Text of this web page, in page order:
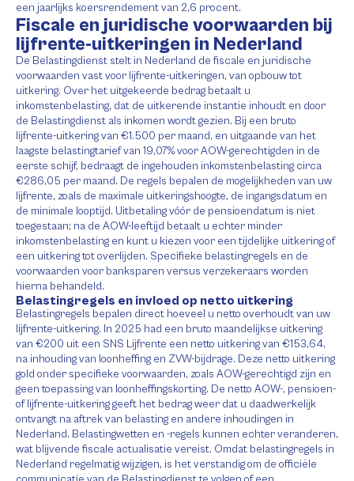
een jaarlijks koersrendement van 2,6 procent.
Fiscale en juridische voorwaarden bij
lijfrente-uitkeringen in Nederland
De Belastingdienst stelt in Nederland de fiscale en juridische
voorwaarden vast voor lijfrente-uitkeringen, van opbouw tot
uitkering. Over het uitgekeerde bedrag betaalt u
inkomstenbelasting, dat de uitkerende instantie inhoudt en door
de Belastingdienst als inkomen wordt gezien. Bij een bruto
lijfrente-uitkering van €1.500 per maand, en uitgaande van het
laagste belastingtarief van 19,07% voor AOW-gerechtigden in de
eerste schijf, bedraagt de ingehouden inkomstenbelasting circa
€286,05 per maand. De regels bepalen de mogelijkheden van uw
lijfrente, zoals de maximale uitkeringshoogte, de ingangsdatum en
de minimale looptijd. Uitbetaling vóór de pensioendatum is niet
toegestaan; na de AOW-leeftijd betaalt u echter minder
inkomstenbelasting en kunt u kiezen voor een tijdelijke uitkering of
een uitkering tot overlijden. Specifieke belastingregels en de
voorwaarden voor banksparen versus verzekeraars worden
hierna behandeld.
Belastingregels en invloed op netto uitkering
Belastingregels bepalen direct hoeveel u netto overhoudt van uw
lijfrente-uitkering. In 2025 had een bruto maandelijkse uitkering
van €200 uit een SNS Lijfrente een netto uitkering van €153,64,
na inhouding van loonheffing en ZVW-bijdrage. Deze netto uitkering
gold onder specifieke voorwaarden, zoals AOW-gerechtigd zijn en
geen toepassing van loonheffingskorting. De netto AOW-, pensioen-
of lijfrente-uitkering geeft het bedrag weer dat u daadwerkelijk
ontvangt na aftrek van belasting en andere inhoudingen in
Nederland. Belastingwetten en -regels kunnen echter veranderen,
wat blijvende fiscale actualisatie vereist. Omdat belastingregels in
Nederland regelmatig wijzigen, is het verstandig om de officiële